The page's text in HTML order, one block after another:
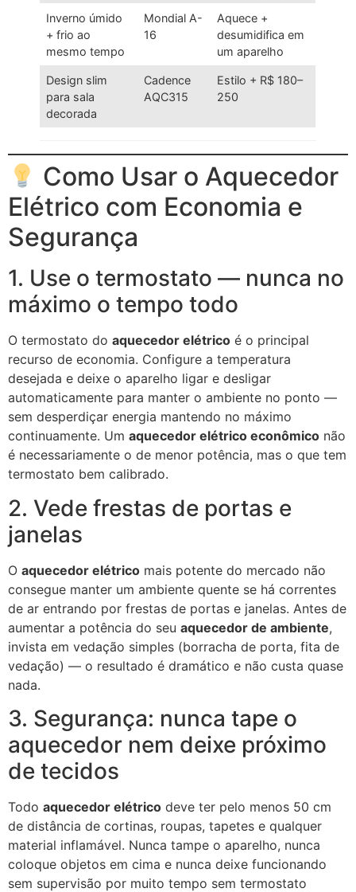
Inverno úmido
+ frio ao
mesmo tempo
Mondial A-
16
Aquece +
desumidifica em
um aparelho
Design slim
para sala
decorada
Cadence
AQC315
Estilo + R$ 180–
250
Como Usar o Aquecedor
Elétrico com Economia e
Segurança
1. Use o termostato — nunca no
máximo o tempo todo
O termostato do aquecedor elétrico é o principal
recurso de economia. Configure a temperatura
desejada e deixe o aparelho ligar e desligar
automaticamente para manter o ambiente no ponto —
sem desperdiçar energia mantendo no máximo
continuamente. Um aquecedor elétrico econômico não
é necessariamente o de menor potência, mas o que tem
termostato bem calibrado.
2. Vede frestas de portas e
janelas
O aquecedor elétrico mais potente do mercado não
consegue manter um ambiente quente se há correntes
de ar entrando por frestas de portas e janelas. Antes de
aumentar a potência do seu aquecedor de ambiente,
invista em vedação simples (borracha de porta, fita de
vedação) — o resultado é dramático e não custa quase
nada.
3. Segurança: nunca tape o
aquecedor nem deixe próximo
de tecidos
Todo aquecedor elétrico deve ter pelo menos 50 cm
de distância de cortinas, roupas, tapetes e qualquer
material inflamável. Nunca tampe o aparelho, nunca
coloque objetos em cima e nunca deixe funcionando
sem supervisão por muito tempo sem termostato